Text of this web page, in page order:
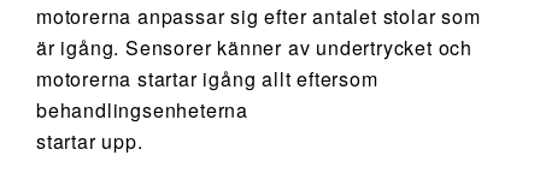
motorerna anpassar sig efter antalet stolar som
är igång. Sensorer känner av undertrycket och
motorerna startar igång allt eftersom
behandlingsenheterna
startar upp.